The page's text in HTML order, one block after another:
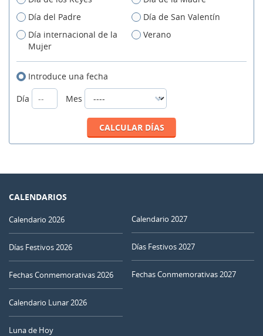
Día del Padre
Día de San Valentín
Día internacional de la
Mujer
Verano
Introduce una fecha
Día
Mes
CALENDARIOS
Calendario 2026
Días Festivos 2026
Fechas Conmemorativas 2026
Calendario Lunar 2026
Luna de Hoy
Calendario 2027
Días Festivos 2027
Fechas Conmemorativas 2027